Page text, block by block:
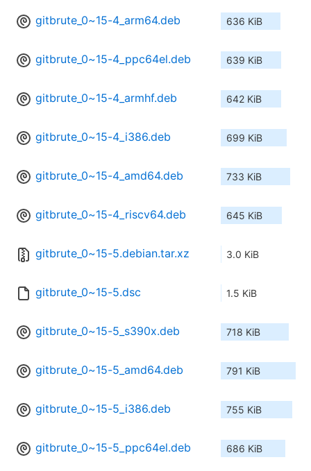
gitbrute_0~15-4_arm64.deb 636 KiB
gitbrute_0~15-4_ppc64el.deb 639 KiB
gitbrute_0~15-4_armhf.deb 642 KiB
gitbrute_0~15-4_i386.deb 699 KiB
gitbrute_0~15-4_amd64.deb 733 KiB
gitbrute_0~15-4_riscv64.deb 645 KiB
gitbrute_0~15-5.debian.tar.xz 3.0 KiB
gitbrute_0~15-5.dsc 1.5 KiB
gitbrute_0~15-5_s390x.deb 718 KiB
gitbrute_0~15-5_amd64.deb 791 KiB
gitbrute_0~15-5_i386.deb 755 KiB
gitbrute_0~15-5_ppc64el.deb 686 KiB